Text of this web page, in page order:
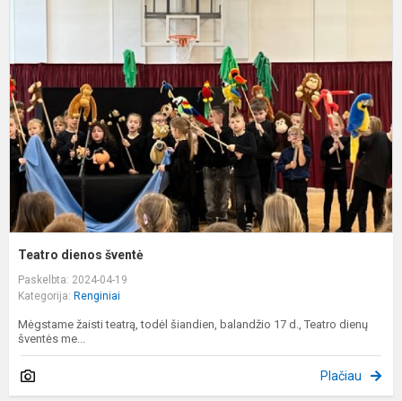
Teatro dienos šventė
Paskelbta: 2024-04-19
Kategorija: Renginiai
Mėgstame žaisti teatrą, todėl šiandien, balandžio 17 d., Teatro dienų
šventės me...
Plačiau